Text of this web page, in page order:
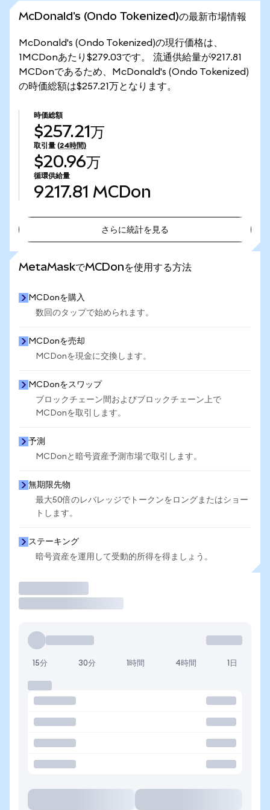
McDonald's (Ondo Tokenized)の最新市場情報
McDonald's (Ondo Tokenized)の現行価格は、
1MCDonあたり$279.03です。 流通供給量が9217.81
MCDonであるため、McDonald's (Ondo Tokenized)
の時価総額は$257.21万となります。
時価総額
$257.21万
取引量 (24時間)
$20.96万
循環供給量
9217.81 MCDon
さらに統計を見る
MetaMaskでMCDonを使用する方法
MCDonを購入
数回のタップで始められます。
MCDonを売却
MCDonを現金に交換します。
MCDonをスワップ
ブロックチェーン間およびブロックチェーン上で
MCDonを取引します。
予測
MCDonと暗号資産予測市場で取引します。
無期限先物
最大50倍のレバレッジでトークンをロングまたはショー
トします。
ステーキング
暗号資産を運用して受動的所得を得ましょう。
15分 30分 1時間 4時間 1日